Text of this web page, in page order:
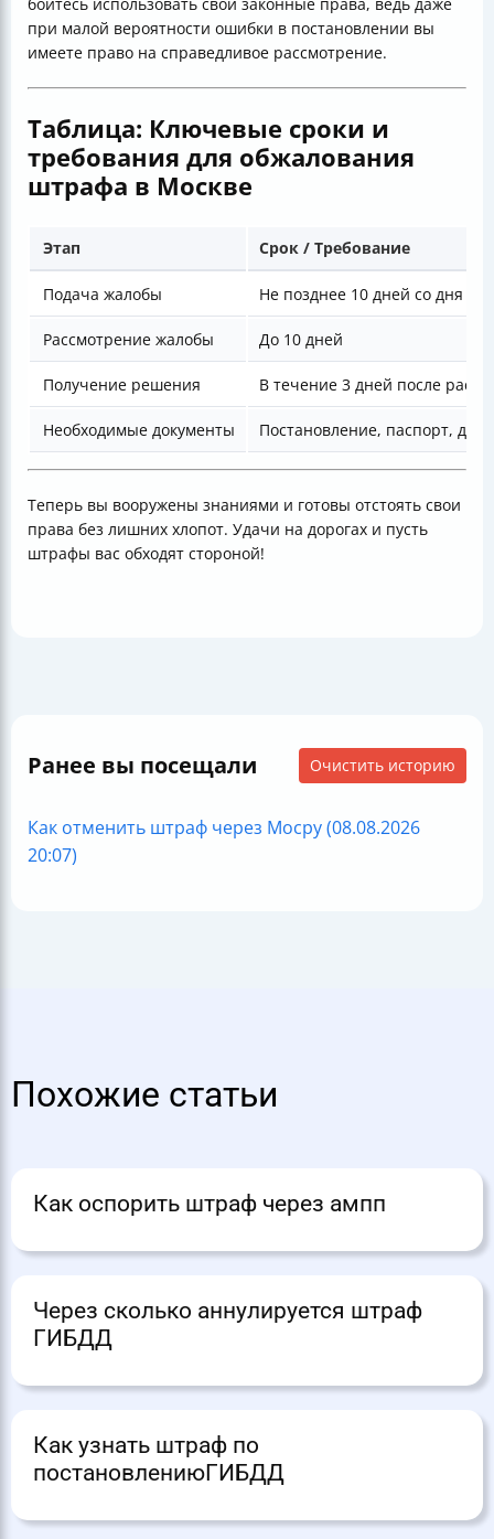
бойтесь использовать свои законные права, ведь даже
при малой вероятности ошибки в постановлении вы
имеете право на справедливое рассмотрение.
Таблица: Ключевые сроки и
требования для обжалования
штрафа в Москве
Этап Срок / Требование
Подача жалобы Не позднее 10 дней со дня
Рассмотрение жалобы До 10 дней
Получение решения В течение 3 дней после
Необходимые документы Постановление, паспорт,
Теперь вы вооружены знаниями и готовы отстоять свои
права без лишних хлопот. Удачи на дорогах и пусть
штрафы вас обходят стороной!
Ранее вы посещали Очистить историю
Как отменить штраф через Мосру (08.08.2026
20:07)
Похожие статьи
Как оспорить штраф через ампп
Через сколько аннулируется штраф
ГИБДД
Как узнать штраф по
постановлениюГИБДД